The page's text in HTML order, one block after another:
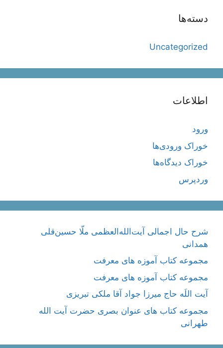
دسته‌ها
Uncategorized
اطلاعات
ورود
خوراک ورودی‌ها
خوراک دیدگاه‌ها
وردپرس
شرح حال اجمالی آیت‌الله‌العظمی ملّا حسین‌قلی
همدانی
مجموعه کتاب آموزه های معرفت
مجموعه کتاب آموزه های معرفت
آیت اللَه حاج میرزا جواد آقا ملکی تبریزی
مجموعه کتاب های عنوان بصری حضرت آیت الله
طهرانی